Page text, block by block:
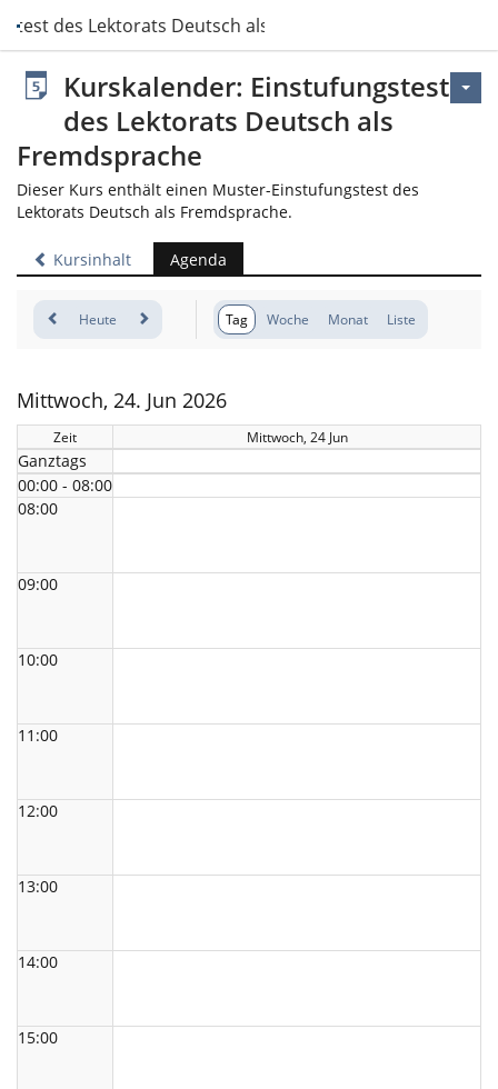
des Lektorats Deutsch als Fremdsprache
Kurskalender: Einstufungstest
des Lektorats Deutsch als
Fremdsprache
Dieser Kurs enthält einen Muster-Einstufungstest des
Lektorats Deutsch als Fremdsprache.
Kursinhalt Agenda
Heute Tag Woche Monat Liste
Mittwoch, 24. Jun 2026
Zeit Mittwoch, 24 Jun
Ganztags
00:00 - 08:00
08:00
09:00
10:00
11:00
12:00
13:00
14:00
15:00